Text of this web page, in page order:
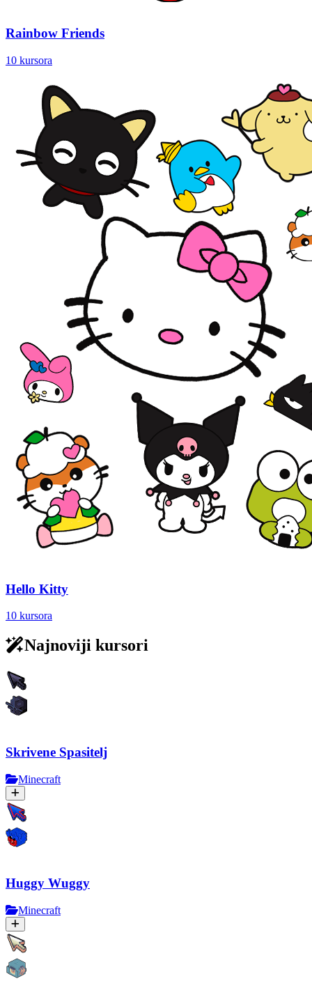
Rainbow Friends
10 kursora
Hello Kitty
10 kursora
Najnoviji kursori
Skrivene Spasitelj
Minecraft
Huggy Wuggy
Minecraft